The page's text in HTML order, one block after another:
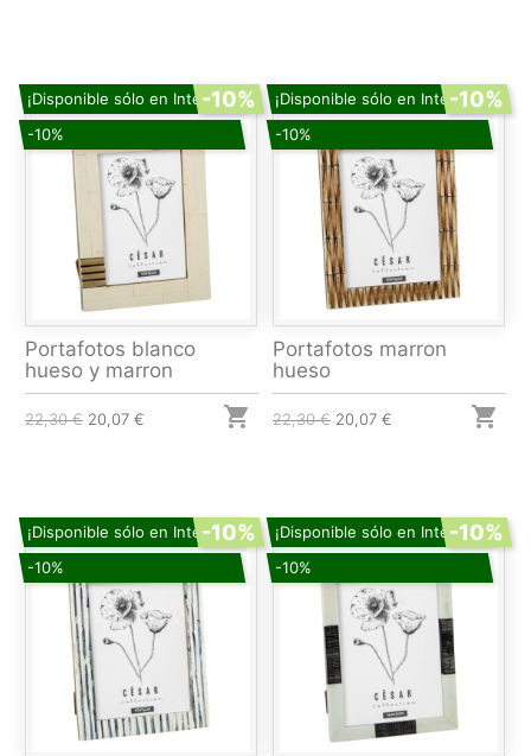
¡Disponible sólo en Internet!
-10%
-10%
Portafotos blanco
hueso y marron
22,30 € 20,07 € 
¡Disponible sólo en Internet!
-10%
-10%
Portafotos marron
hueso
22,30 € 20,07 € 
¡Disponible sólo en Internet!
-10%
-10%
¡Disponible sólo en Internet!
-10%
-10%